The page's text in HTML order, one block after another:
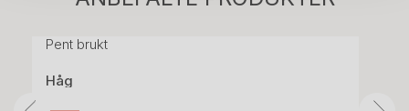
Pent brukt
Håg